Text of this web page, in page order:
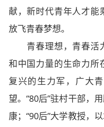
献，新时代青年人才能
放飞青春梦想。
青春理想，青春活
和中国力量的生命力所
复兴的生力军，广大
望。“80后”驻村干部，
康；“90后”大学教授，